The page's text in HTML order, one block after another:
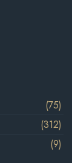
(75)
(312)
(9)